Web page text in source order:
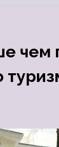
чем